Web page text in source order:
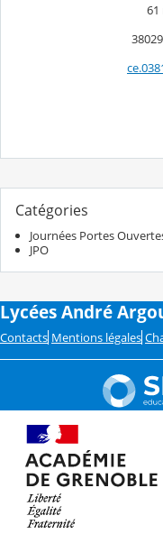
61
Catégories
Journées Portes
JPO
Lycées André
Contacts Mentions légales